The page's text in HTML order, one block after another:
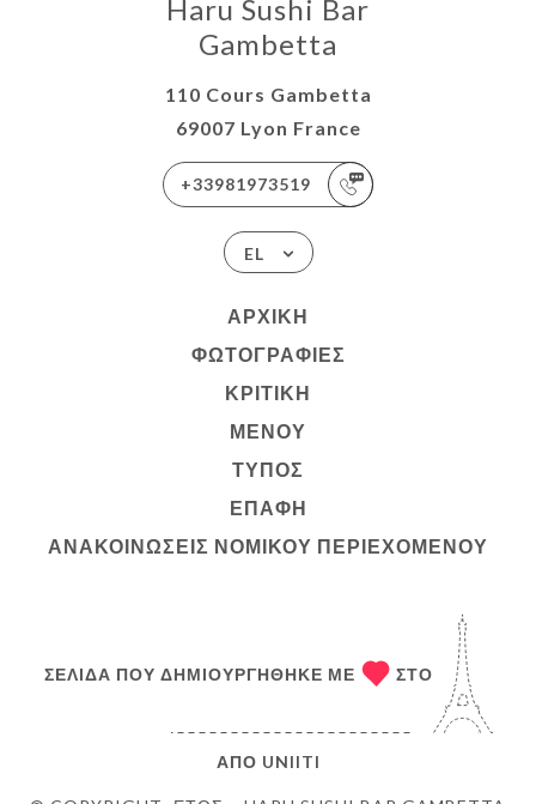
Haru Sushi Bar
Gambetta
110 Cours Gambetta
69007 Lyon France
+33981973519
EL
ΑΡΧΙΚΉ
ΦΩΤΟΓΡΑΦΊΕΣ
ΚΡΙΤΙΚΉ
ΜΕΝΟΎ
ΤΎΠΟΣ
ΕΠΑΦΉ
ΑΝΑΚΟΙΝΏΣΕΙΣ ΝΟΜΙΚΟΎ ΠΕΡΙΕΧΟΜΈΝΟΥ
ΣΕΛΊΔΑ ΠΟΥ ΔΗΜΙΟΥΡΓΉΘΗΚΕ ΜΕ ΣΤΟ
ΑΠΌ UNIITI